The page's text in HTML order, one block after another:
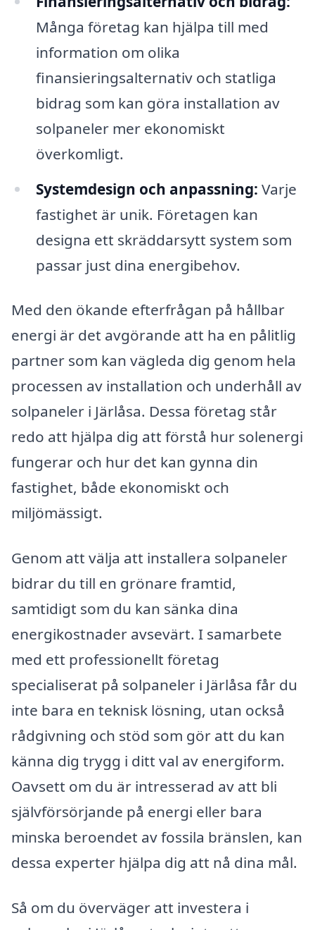
Många företag kan hjälpa till med
information om olika
finansieringsalternativ och statliga
bidrag som kan göra installation av
solpaneler mer ekonomiskt
överkomligt.
Systemdesign och anpassning: Varje
fastighet är unik. Företagen kan
designa ett skräddarsytt system som
passar just dina energibehov.
Med den ökande efterfrågan på hållbar
energi är det avgörande att ha en pålitlig
partner som kan vägleda dig genom hela
processen av installation och underhåll av
solpaneler i Järlåsa. Dessa företag står
redo att hjälpa dig att förstå hur solenergi
fungerar och hur det kan gynna din
fastighet, både ekonomiskt och
miljömässigt.
Genom att välja att installera solpaneler
bidrar du till en grönare framtid,
samtidigt som du kan sänka dina
energikostnader avsevärt. I samarbete
med ett professionellt företag
specialiserat på solpaneler i Järlåsa får du
inte bara en teknisk lösning, utan också
rådgivning och stöd som gör att du kan
känna dig trygg i ditt val av energiform.
Oavsett om du är intresserad av att bli
självförsörjande på energi eller bara
minska beroendet av fossila bränslen, kan
dessa experter hjälpa dig att nå dina mål.
Så om du överväger att investera i